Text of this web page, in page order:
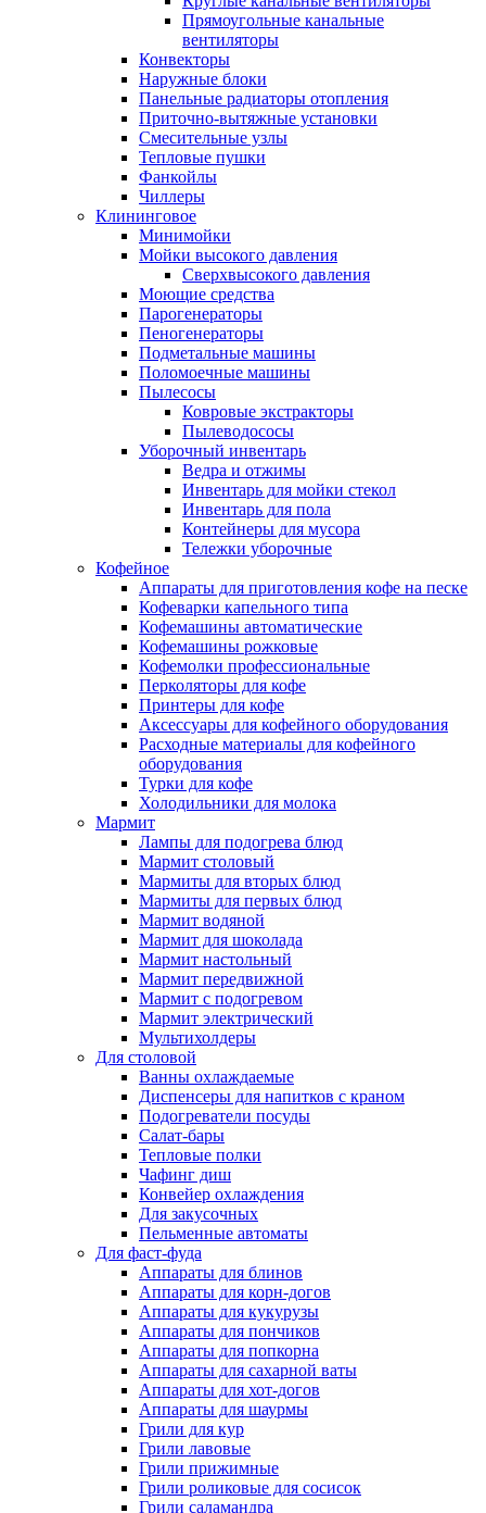
Прямоугольные канальные
вентиляторы
Конвекторы
Наружные блоки
Панельные радиаторы отопления
Приточно-вытяжные установки
Смесительные узлы
Тепловые пушки
Фанкойлы
Чиллеры
Клининговое
Минимойки
Мойки высокого давления
Сверхвысокого давления
Моющие средства
Парогенераторы
Пеногенераторы
Подметальные машины
Поломоечные машины
Пылесосы
Ковровые экстракторы
Пылеводососы
Уборочный инвентарь
Ведра и отжимы
Инвентарь для мойки стекол
Инвентарь для пола
Контейнеры для мусора
Тележки уборочные
Кофейное
Аппараты для приготовления кофе на песке
Кофеварки капельного типа
Кофемашины автоматические
Кофемашины рожковые
Кофемолки профессиональные
Перколяторы для кофе
Принтеры для кофе
Аксессуары для кофейного оборудования
Расходные материалы для кофейного
оборудования
Турки для кофе
Холодильники для молока
Мармит
Лампы для подогрева блюд
Мармит столовый
Мармиты для вторых блюд
Мармиты для первых блюд
Мармит водяной
Мармит для шоколада
Мармит настольный
Мармит передвижной
Мармит с подогревом
Мармит электрический
Мультихолдеры
Для столовой
Ванны охлаждаемые
Диспенсеры для напитков с краном
Подогреватели посуды
Салат-бары
Тепловые полки
Чафинг диш
Конвейер охлаждения
Для закусочных
Пельменные автоматы
Для фаст-фуда
Аппараты для блинов
Аппараты для корн-догов
Аппараты для кукурузы
Аппараты для пончиков
Аппараты для попкорна
Аппараты для сахарной ваты
Аппараты для хот-догов
Аппараты для шаурмы
Грили для кур
Грили лавовые
Грили прижимные
Грили роликовые для сосисок
Грили саламандра